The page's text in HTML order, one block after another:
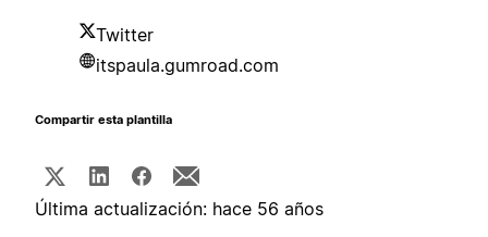
Twitter
itspaula.gumroad.com
Compartir esta plantilla
Última actualización: hace 56 años